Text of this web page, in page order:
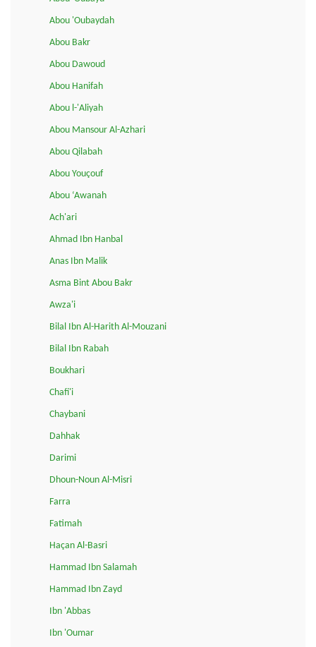
Abou 'Oubaydah
Abou Bakr
Abou Dawoud
Abou Hanifah
Abou l-'Aliyah
Abou Mansour Al-Azhari
Abou Qilabah
Abou Youçouf
Abou ‘Awanah
Ach'ari
Ahmad Ibn Hanbal
Anas Ibn Malik
Asma Bint Abou Bakr
Awza'i
Bilal Ibn Al-Harith Al-Mouzani
Bilal Ibn Rabah
Boukhari
Chafi'i
Chaybani
Dahhak
Darimi
Dhoun-Noun Al-Misri
Farra
Fatimah
Haçan Al-Basri
Hammad Ibn Salamah
Hammad Ibn Zayd
Ibn 'Abbas
Ibn 'Oumar